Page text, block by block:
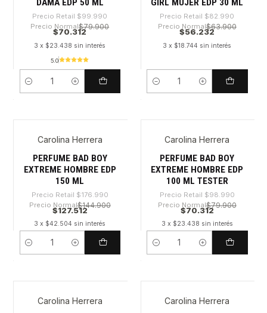
DAMA EDP 50 ML
Precio Retail $99.990
Precio Normal$79.900
$70.312
3 x $23.438 sin interés
5.0
Cantidad
GIRL MUJER EDP 30 ML
Precio Retail $82.990
Precio Normal$63.900
$56.232
3 x $18.744 sin interés
Cantidad
-27%
Carolina Herrera
PERFUME BAD BOY
EXTREME HOMBRE EDP
150 ML
Precio Retail $176.990
Precio Normal$144.900
$127.512
3 x $42.504 sin interés
Cantidad
-28%
Carolina Herrera
PERFUME BAD BOY
EXTREME HOMBRE EDP
100 ML TESTER
Precio Retail $98.990
Precio Normal$79.900
$70.312
3 x $23.438 sin interés
Cantidad
-28%
Carolina Herrera -38%
Carolina Herrera